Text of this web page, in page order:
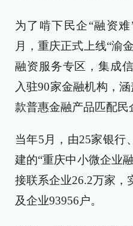
为了啃下民企“融资
月，重庆正式上线“渝
融资服务专区，集成
入驻90家金融机构，
款普惠金融产品匹配民
当年5月，由25家银行
建的“重庆中小微企业
接联系企业26.2万家，
及企业93956户。